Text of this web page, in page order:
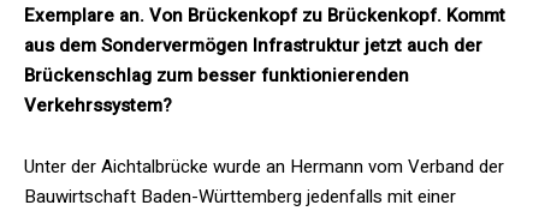
Exemplare an. Von Brückenkopf zu Brückenkopf. Kommt
aus dem Sondervermögen Infrastruktur jetzt auch der
Brückenschlag zum besser funktionierenden
Verkehrssystem?
Unter der Aichtalbrücke wurde an Hermann vom Verband der
Bauwirtschaft Baden-Württemberg jedenfalls mit einer